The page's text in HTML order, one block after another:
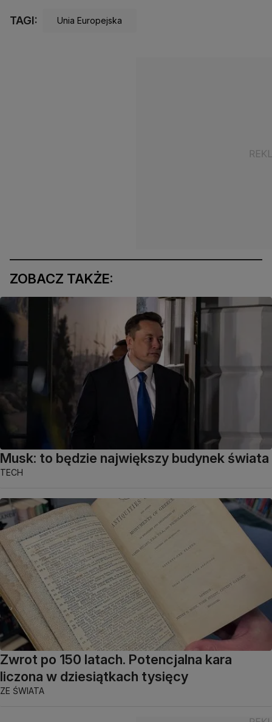
TAGI: Unia Europejska
ZOBACZ TAKŻE:
Musk: to będzie największy budynek świata
TECH
Zwrot po 150 latach. Potencjalna kara
liczona w dziesiątkach tysięcy
ZE ŚWIATA